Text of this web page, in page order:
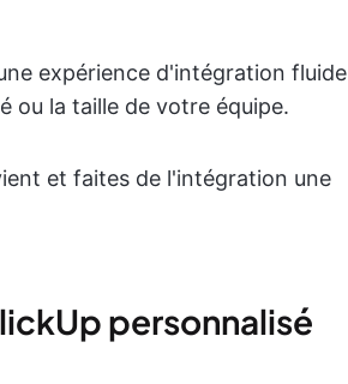
expérience d'intégration fluide
ou la taille de votre équipe.
et faites de l'intégration une
personnalisé